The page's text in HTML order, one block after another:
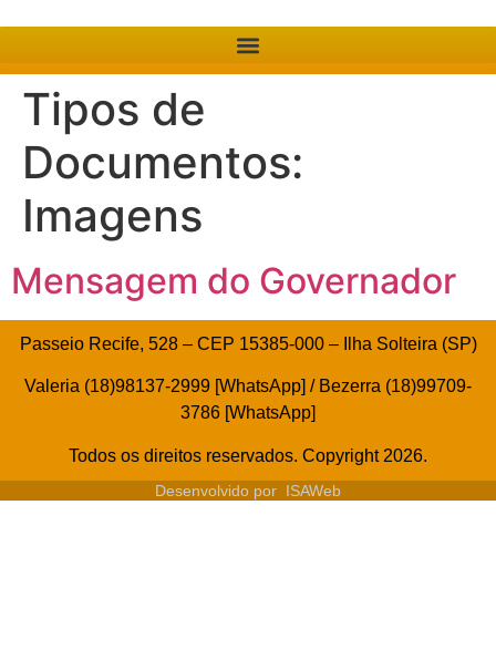
Tipos de
Documentos:
Imagens
Mensagem do Governador
Passeio Recife, 528 – CEP 15385-000 – Ilha Solteira (SP)
Valeria (18)98137-2999 [WhatsApp] / Bezerra (18)99709-
3786 [WhatsApp]
Todos os direitos reservados. Copyright 2026.
Desenvolvido por ISAWeb